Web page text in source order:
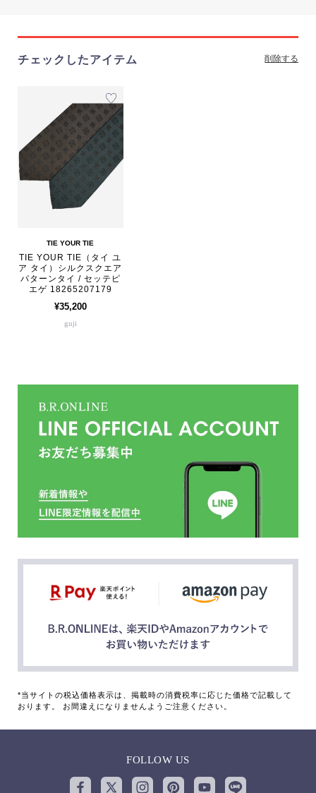
チェックしたアイテム 削除する
TIE YOUR TIE
TIE YOUR TIE（タイ ユ
ア タイ）シルクスクエア
パターンタイ / セッテピ
エゲ 18265207179
¥35,200
guji
*当サイトの税込価格表示は、掲載時の消費税率に応じた価格で記載して
おります。 お間違えになりませんようご注意ください。
FOLLOW US